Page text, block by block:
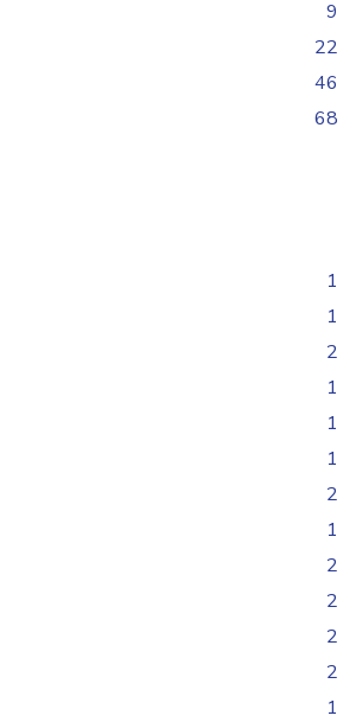
9
22
46
68
1
1
2
1
1
1
2
1
2
2
2
2
1